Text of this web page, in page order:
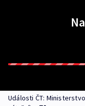
Události ČT: